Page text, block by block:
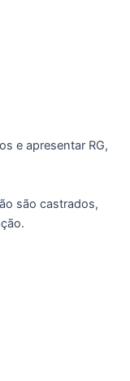
e apresentar RG,
são castrados,